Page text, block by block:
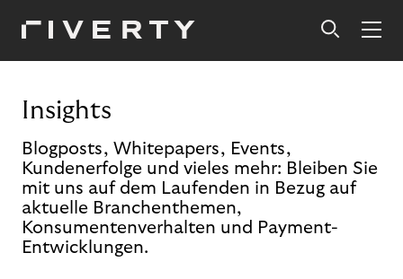
Insights
Blogposts, Whitepapers, Events,
Kundenerfolge und vieles mehr: Bleiben Sie
mit uns auf dem Laufenden in Bezug auf
aktuelle Branchenthemen,
Konsumentenverhalten und Payment-
Entwicklungen.